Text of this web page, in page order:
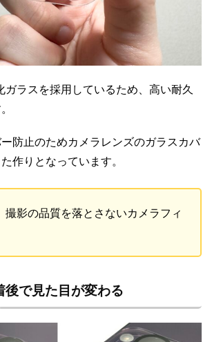
ガラスを採用しているため、高い耐久
防止のためカメラレンズのガラスカバ
作りとなっています。
撮影の品質を落とさないカメラフィ
後で見た目が変わる